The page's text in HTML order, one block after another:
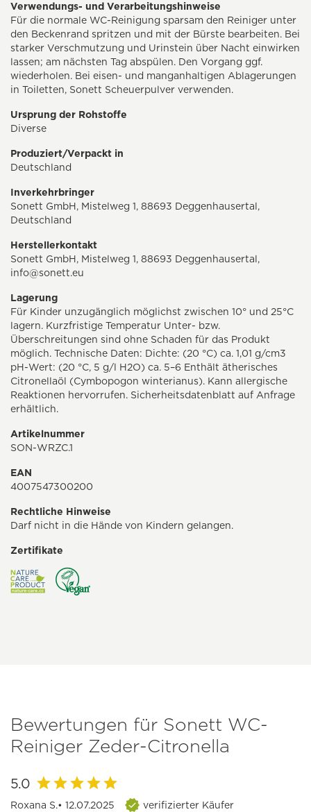
Verwendungs- und Verarbeitungshinweise
Für die normale WC-Reinigung sparsam den Reiniger unter
den Beckenrand spritzen und mit der Bürste bearbeiten. Bei
starker Verschmutzung und Urinstein über Nacht einwirken
lassen; am nächsten Tag abspülen. Den Vorgang ggf.
wiederholen. Bei eisen- und manganhaltigen Ablagerungen
in Toiletten, Sonett Scheuerpulver verwenden.
Ursprung der Rohstoffe
Diverse
Produziert/Verpackt in
Deutschland
Inverkehrbringer
Sonett GmbH, Mistelweg 1, 88693 Deggenhausertal,
Deutschland
Herstellerkontakt
Sonett GmbH, Mistelweg 1, 88693 Deggenhausertal,
info@sonett.eu
Lagerung
Für Kinder unzugänglich möglichst zwischen 10° und 25°C
lagern. Kurzfristige Temperatur Unter- bzw.
Überschreitungen sind ohne Schaden für das Produkt
möglich. Technische Daten: Dichte: (20 °C) ca. 1,01 g/cm3
pH-Wert: (20 °C, 5 g/l H2O) ca. 5–6 Enthält ätherisches
Citronellaöl (Cymbopogon winterianus). Kann allergische
Reaktionen hervorrufen. Sicherheitsdatenblatt auf Anfrage
erhältlich.
Artikelnummer
SON-WRZC.1
EAN
4007547300200
Rechtliche Hinweise
Darf nicht in die Hände von Kindern gelangen.
Zertifikate
Bewertungen für Sonett WC-
Reiniger Zeder-Citronella
5.0
Roxana S.• 12.07.2025 verifizierter Käufer